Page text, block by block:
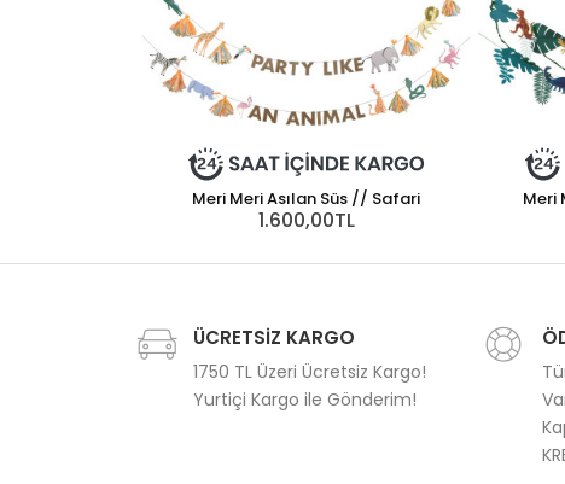
Meri Meri Asılan Süs // Safari
1.600,00TL
Meri
ÜCRETSİZ KARGO
1750 TL Üzeri Ücretsiz Kargo!
Yurtiçi Kargo ile Gönderim!